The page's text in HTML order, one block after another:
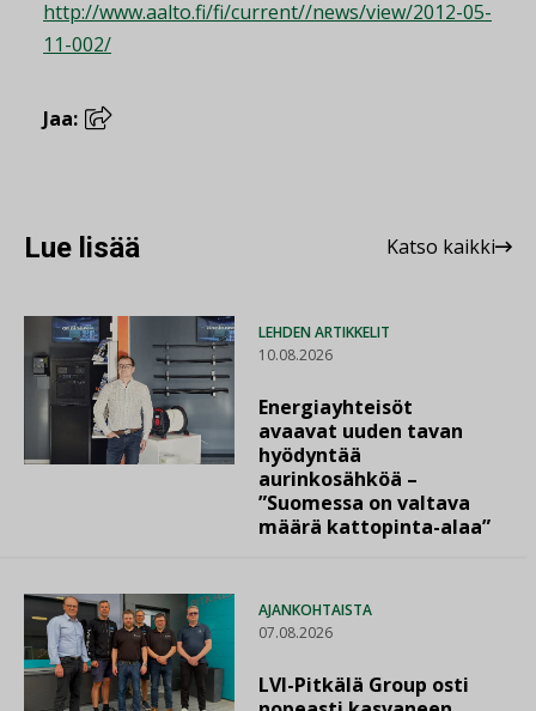
http://www.aalto.fi/fi/current//news/view/2012-05-
11-002/
Jaa:
Lue lisää Katso kaikki
LEHDEN ARTIKKELIT
10.08.2026
Energiayhteisöt
avaavat uuden tavan
hyödyntää
aurinkosähköä –
”Suomessa on valtava
määrä kattopinta-alaa”
AJANKOHTAISTA
07.08.2026
LVI-Pitkälä Group osti